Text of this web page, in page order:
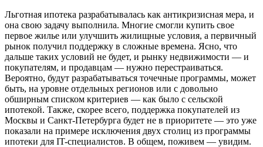
Льготная ипотека разрабатывалась как антикризисная мера, и
она свою задачу выполнила. Многие смогли купить свое
первое жилье или улучшить жилищные условия, а первичный
рынок получил поддержку в сложные времена. Ясно, что
дальше таких условий не будет, и рынку недвижимости — и
покупателям, и продавцам — нужно перестраиваться.
Вероятно, будут разрабатываться точечные программы, может
быть, на уровне отдельных регионов или с довольно
обширным списком критериев — как было с сельской
ипотекой. Также, скорее всего, поддержка покупателей из
Москвы и Санкт-Петербурга будет не в приоритете — это уже
показали на примере исключения двух столиц из программы
ипотеки для IT-специалистов. В общем, поживем — увидим.